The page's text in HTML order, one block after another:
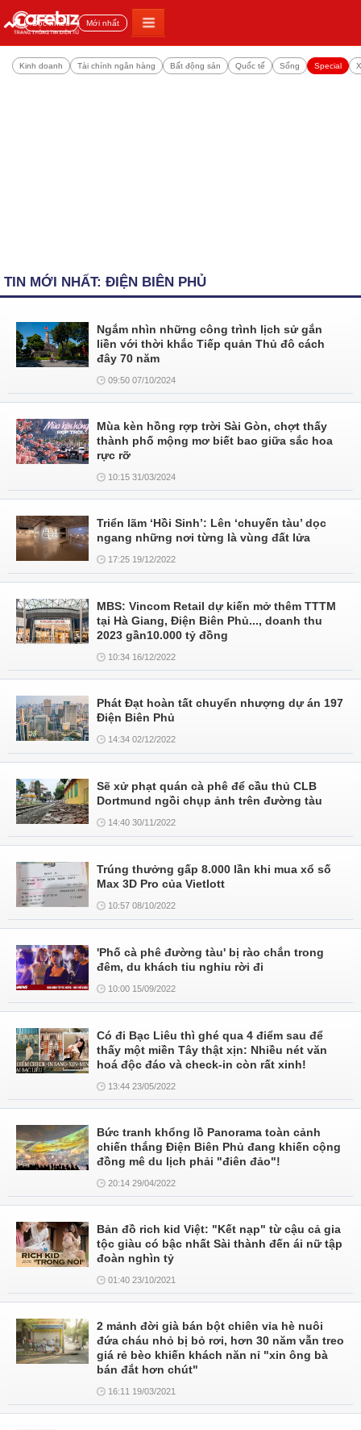
Đọc nhiều Mới nhất
Kinh doanh Tài chính ngân hàng Bất động sản Quốc tế Sống Special
TIN MỚI NHẤT: ĐIỆN BIÊN PHỦ
Ngắm nhìn những công trình lịch sử gắn
liền với thời khắc Tiếp quản Thủ đô cách
đây 70 năm
09:50 07/10/2024
Mùa kèn hồng rợp trời Sài Gòn, chợt thấy
thành phố mộng mơ biết bao giữa sắc hoa
rực rỡ
10:15 31/03/2024
Triển lãm ‘Hồi Sinh’: Lên ‘chuyến tàu’ dọc
ngang những nơi từng là vùng đất lửa
17:25 19/12/2022
MBS: Vincom Retail dự kiến mở thêm TTTM
tại Hà Giang, Điện Biên Phủ..., doanh thu
2023 gần10.000 tỷ đồng
10:34 16/12/2022
Phát Đạt hoàn tất chuyển nhượng dự án 197
Điện Biên Phủ
14:34 02/12/2022
Sẽ xử phạt quán cà phê để cầu thủ CLB
Dortmund ngồi chụp ảnh trên đường tàu
14:40 30/11/2022
Trúng thưởng gấp 8.000 lần khi mua xổ số
Max 3D Pro của Vietlott
10:57 08/10/2022
'Phố cà phê đường tàu' bị rào chắn trong
đêm, du khách tiu nghỉu rời đi
10:00 15/09/2022
Có đi Bạc Liêu thì ghé qua 4 điểm sau để
thấy một miền Tây thật xịn: Nhiều nét văn
hoá độc đáo và check-in còn rất xinh!
13:44 23/05/2022
Bức tranh khổng lồ Panorama toàn cảnh
chiến thắng Điện Biên Phủ đang khiến cộng
đồng mê du lịch phải "điên đảo"!
20:14 29/04/2022
Bản đồ rich kid Việt: "Kết nạp" từ cậu cả gia
tộc giàu có bậc nhất Sài thành đến ái nữ tập
đoàn nghìn tỷ
01:40 23/10/2021
2 mảnh đời già bán bột chiên vỉa hè nuôi
đứa cháu nhỏ bị bỏ rơi, hơn 30 năm vẫn treo
giá rẻ bèo khiến khách năn nỉ "xin ông bà
bán đắt hơn chút"
16:11 19/03/2021